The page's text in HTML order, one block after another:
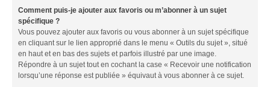
Comment puis-je ajouter aux favoris ou m’abonner à un sujet
spécifique ?
Vous pouvez ajouter aux favoris ou vous abonner à un sujet spécifique
en cliquant sur le lien approprié dans le menu « Outils du sujet », situé
en haut et en bas des sujets et parfois illustré par une image.
Répondre à un sujet tout en cochant la case « Recevoir une notification
lorsqu’une réponse est publiée » équivaut à vous abonner à ce sujet.